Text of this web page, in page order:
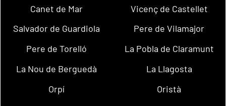
Canet de Mar
Vicenç de Castellet
Salvador de Guardiola
Pere de Vilamajor
Pere de Torelló
La Pobla de Claramunt
La Nou de Berguedà
La Llagosta
Orpí
Oristà